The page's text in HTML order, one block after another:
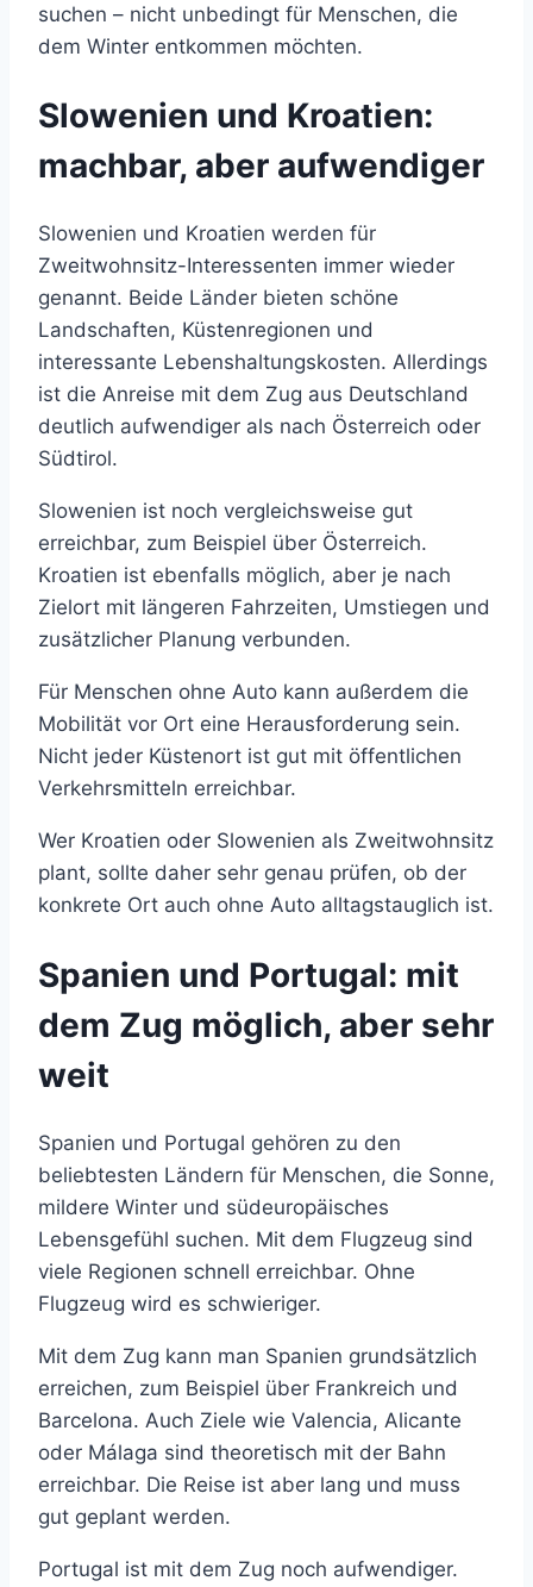
suchen – nicht unbedingt für Menschen, die
dem Winter entkommen möchten.
Slowenien und Kroatien:
machbar, aber aufwendiger
Slowenien und Kroatien werden für
Zweitwohnsitz-Interessenten immer wieder
genannt. Beide Länder bieten schöne
Landschaften, Küstenregionen und
interessante Lebenshaltungskosten. Allerdings
ist die Anreise mit dem Zug aus Deutschland
deutlich aufwendiger als nach Österreich oder
Südtirol.
Slowenien ist noch vergleichsweise gut
erreichbar, zum Beispiel über Österreich.
Kroatien ist ebenfalls möglich, aber je nach
Zielort mit längeren Fahrzeiten, Umstiegen und
zusätzlicher Planung verbunden.
Für Menschen ohne Auto kann außerdem die
Mobilität vor Ort eine Herausforderung sein.
Nicht jeder Küstenort ist gut mit öffentlichen
Verkehrsmitteln erreichbar.
Wer Kroatien oder Slowenien als Zweitwohnsitz
plant, sollte daher sehr genau prüfen, ob der
konkrete Ort auch ohne Auto alltagstauglich ist.
Spanien und Portugal: mit
dem Zug möglich, aber sehr
weit
Spanien und Portugal gehören zu den
beliebtesten Ländern für Menschen, die Sonne,
mildere Winter und südeuropäisches
Lebensgefühl suchen. Mit dem Flugzeug sind
viele Regionen schnell erreichbar. Ohne
Flugzeug wird es schwieriger.
Mit dem Zug kann man Spanien grundsätzlich
erreichen, zum Beispiel über Frankreich und
Barcelona. Auch Ziele wie Valencia, Alicante
oder Málaga sind theoretisch mit der Bahn
erreichbar. Die Reise ist aber lang und muss
gut geplant werden.
Portugal ist mit dem Zug noch aufwendiger.